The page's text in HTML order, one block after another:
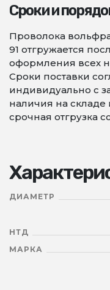
Сроки и
Проволока
91 отгружается
оформления всех
Сроки поставки
индивидуально с
наличия на складе
срочная отгрузка
ДИАМЕТР
НТД
МАРКА